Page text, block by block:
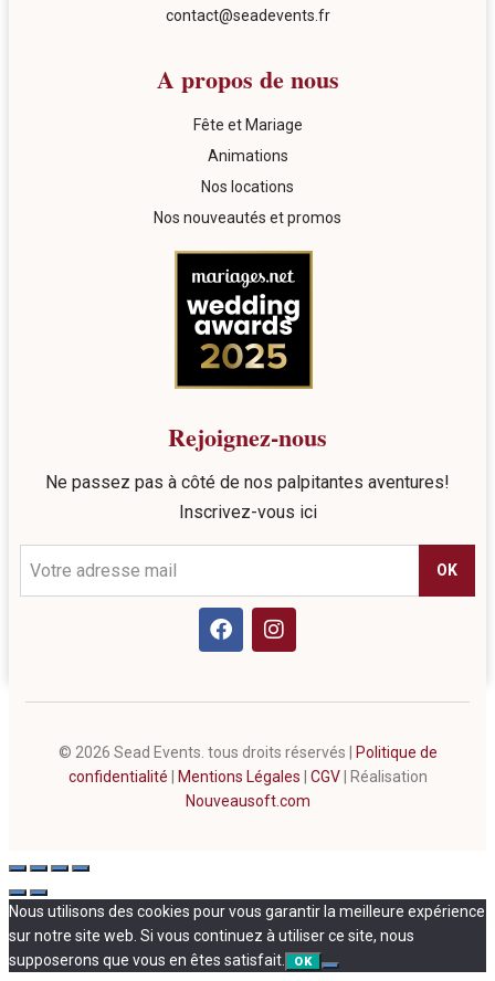
contact@seadevents.fr
A propos de nous
Fête et Mariage
Animations
Nos locations
Nos nouveautés et promos
Rejoignez-nous
Ne passez pas à côté de nos palpitantes aventures!
Inscrivez-vous ici
OK
© 2026 Sead Events. tous droits réservés |
Politique de
confidentialité
Mentions Légales CGV
| Réalisation
Nouveausoft.com
Nous utilisons des cookies pour vous garantir la meilleure expérience
sur notre site web. Si vous continuez à utiliser ce site, nous
supposerons que vous en êtes satisfait.
OK